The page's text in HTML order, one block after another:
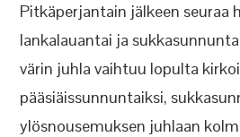
Pitkäperjantain jälkeen seuraa
lankalauantai ja
värin juhla vaihtuu lopulta
pääsiäissunnuntaiksi,
ylösnousemuksen juhlaan